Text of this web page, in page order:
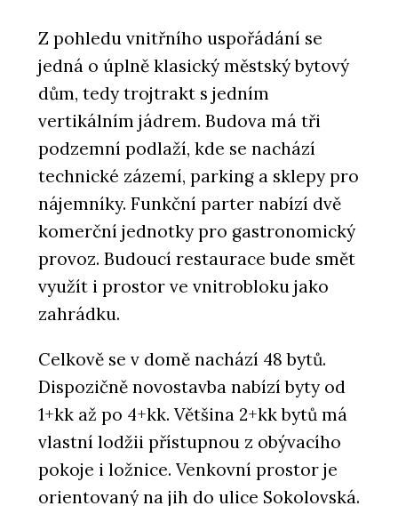
Z pohledu vnitřního uspořádání se
jedná o úplně klasický městský bytový
dům, tedy trojtrakt s jedním
vertikálním jádrem. Budova má tři
podzemní podlaží, kde se nachází
technické zázemí, parking a sklepy pro
nájemníky. Funkční parter nabízí dvě
komerční jednotky pro gastronomický
provoz. Budoucí restaurace bude smět
využít i prostor ve vnitrobloku jako
zahrádku.
Celkově se v domě nachází 48 bytů.
Dispozičně novostavba nabízí byty od
1+kk až po 4+kk. Většina 2+kk bytů má
vlastní lodžii přístupnou z obývacího
pokoje i ložnice. Venkovní prostor je
orientovaný na jih do ulice Sokolovská.